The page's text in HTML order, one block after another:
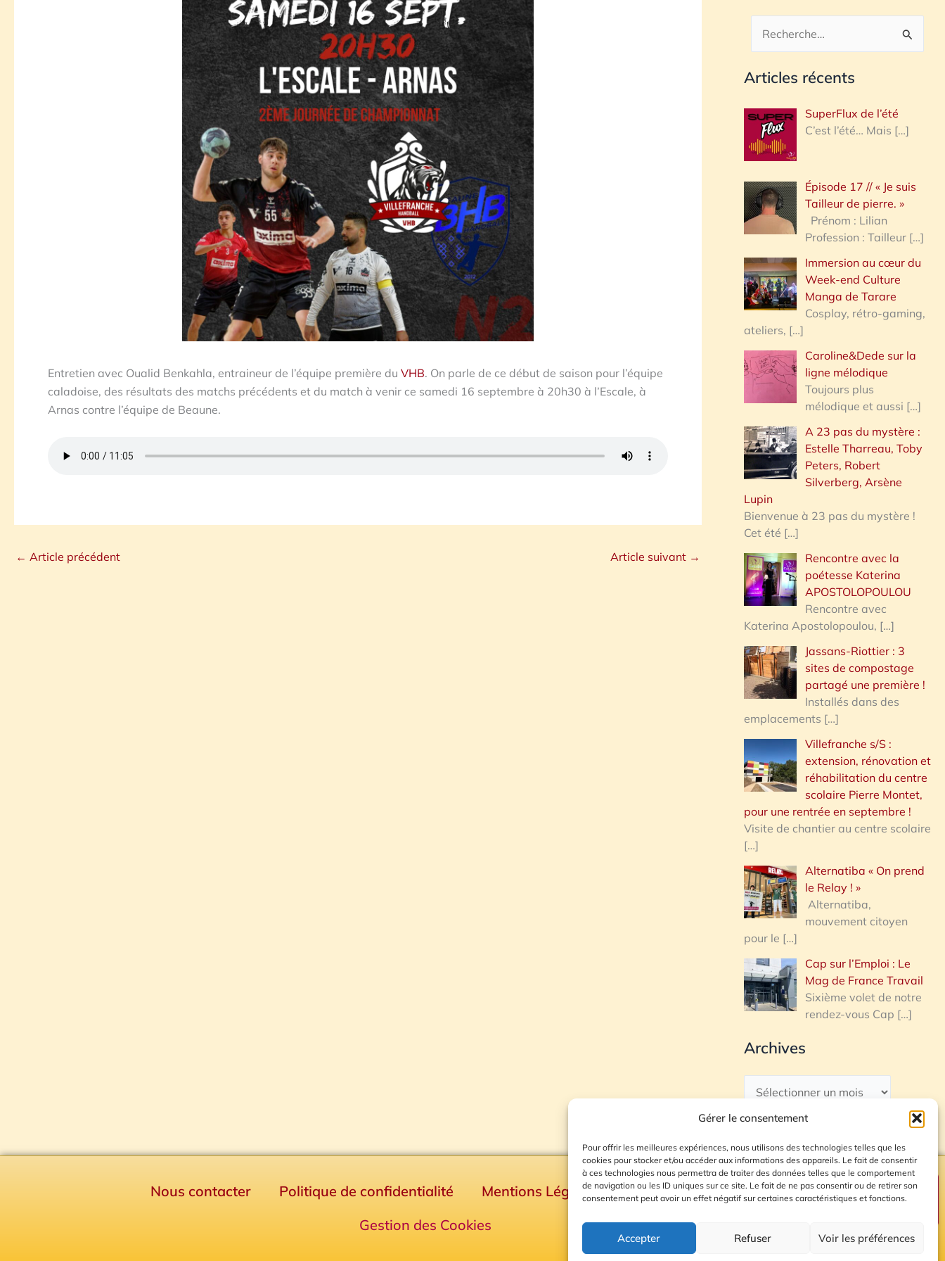
Gérer le consentement
Pour offrir les meilleures expériences, nous utilisons des technologies telles que les
cookies pour stocker et/ou accéder aux informations des appareils. Le fait de consentir
à ces technologies nous permettra de traiter des données telles que le comportement
de navigation ou les ID uniques sur ce site. Le fait de ne pas consentir ou de retirer son
consentement peut avoir un effet négatif sur certaines caractéristiques et fonctions.
Accepter Refuser Voir les préférences
Entretien avec Oualid Benkahla, entraineur de l’équipe première du VHB. On parle de ce début de saison pour l’équipe
caladoise, des résultats des matchs précédents et du match à venir ce samedi 16 septembre à 20h30 à l’Escale, à
Arnas contre l’équipe de Beaune.
← Article précédent Article suivant →
c
h
r
h
e
:
Articles récents
SuperFlux de l’été
C’est l’été… Mais […]
Épisode 17 // « Je suis
Tailleur de pierre. »
Prénom : Lilian
Profession : Tailleur […]
Immersion au cœur du
Week-end Culture
Manga de Tarare
Cosplay, rétro-gaming,
ateliers, […]
Caroline&Dede sur la
ligne mélodique
Toujours plus
mélodique et aussi […]
A 23 pas du mystère :
Estelle Tharreau, Toby
Peters, Robert
Silverberg, Arsène
Lupin
Bienvenue à 23 pas du mystère !
Cet été […]
Rencontre avec la
poétesse Katerina
APOSTOLOPOULOU
Rencontre avec
Katerina Apostolopoulou, […]
Jassans-Riottier : 3
sites de compostage
partagé une première !
Installés dans des
emplacements […]
Villefranche s/S :
extension, rénovation et
réhabilitation du centre
scolaire Pierre Montet,
pour une rentrée en septembre !
Visite de chantier au centre scolaire
[…]
Alternatiba « On prend
le Relay ! »
Alternatiba,
mouvement citoyen
pour le […]
Cap sur l’Emploi : Le
Mag de France Travail
Sixième volet de notre
rendez-vous Cap […]
Archives
Nous contacter Politique de confidentialité Mentions Légales
Plan du site
Gestion des Cookies